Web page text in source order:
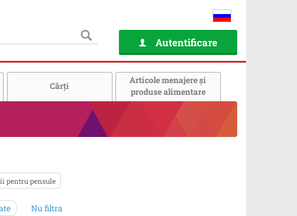
Autentificare
Cărţi
Articole menajere și
produse alimentare
pentru pensule
Nu filtra